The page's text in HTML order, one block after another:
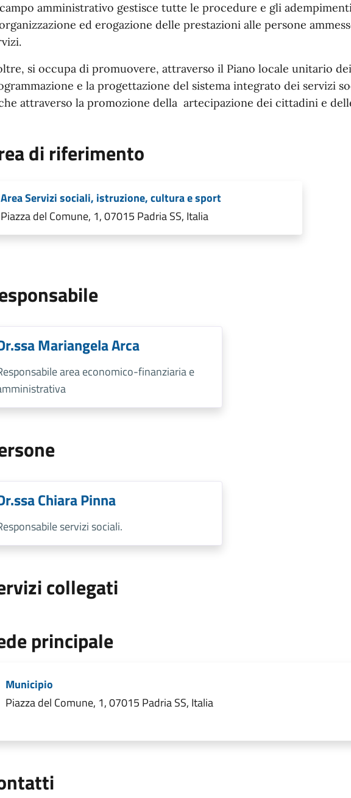
amministrativo gestisce tutte le procedure e gli
ed erogazione delle prestazioni alle persone
si occupa di promuovere, attraverso il Piano locale unitario
e la progettazione del sistema integrato dei servizi
attraverso la promozione della artecipazione dei cittadini e
di riferimento
Area Servizi sociali, istruzione, cultura e sport
Piazza del Comune, 1, 07015 Padria SS, Italia
Mariangela Arca
area economico-finanziaria e
Chiara Pinna
servizi sociali.
collegati
principale
Municipio
Piazza del Comune, 1, 07015 Padria SS, Italia